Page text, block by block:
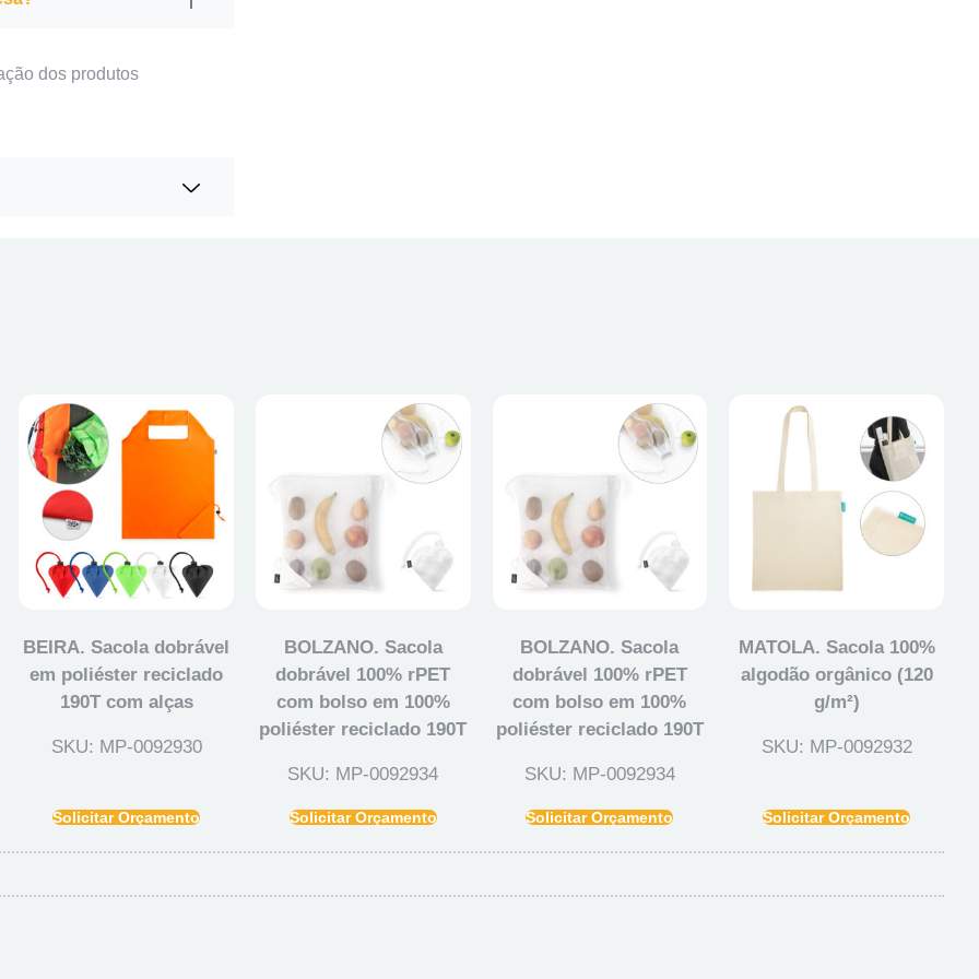
dos produtos
BEIRA. Sacola dobrável
em poliéster reciclado
190T com alças
SKU: MP-0092930
Solicitar Orçamento
BOLZANO. Sacola
dobrável 100% rPET
com bolso em 100%
poliéster reciclado 190T
SKU: MP-0092934
Solicitar Orçamento
BOLZANO. Sacola
dobrável 100% rPET
com bolso em 100%
poliéster reciclado 190T
SKU: MP-0092934
Solicitar Orçamento
MATOLA. Sacola 100%
algodão orgânico (120
g/m²)
SKU: MP-0092932
Solicitar Orçamento